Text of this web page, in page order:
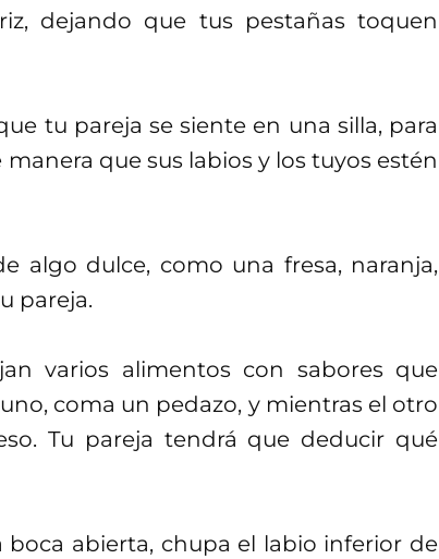
dejando que tus pestañas toquen
tu pareja se siente en una silla, para
que sus labios y los tuyos estén
algo dulce, como una fresa, naranja,
pareja.
varios alimentos con sabores que
coma un pedazo, y mientras el otro
Tu pareja tendrá que deducir qué
boca abierta, chupa el labio inferior de